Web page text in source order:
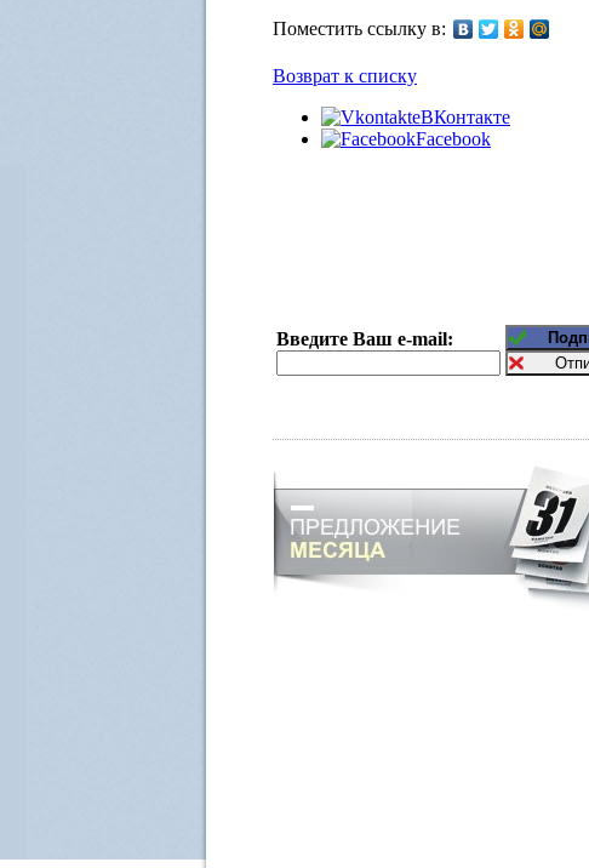
Поместить ссылку в:
Возврат к списку
ВКонтакте
Facebook
Введите Ваш e-mail: